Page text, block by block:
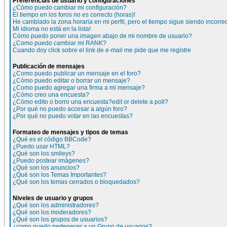
¿Cómo puedo cambiar mi configuración?
El tiempo en los foros no es correcto (horas)!
He cambiado la zona horaria en mi perfil, pero el tiempo sigue siendo
Mi idioma no está en la lista!
Cómo puedo poner una imagen abajo de mi nombre de usuario?
¿Como puedo cambiar mi RANK?
Cuando doy click sobre el link de e-mail me pide que me registre
Publicación de mensajes
¿Como puedo publicar un mensaje en el foro?
¿Cómo puedo editar o borrar un mensaje?
¿Como puedo agregar una firma a mi mensaje?
¿Cómo creo una encuesta?
¿Cómo edito o borro una encuesta?edit or delete a poll?
¿Por qué no puedo accesar a algún foro?
¿Por qué no puedo votar en las encuestas?
Formateo de mensajes y tipos de temas
¿Qué es el código BBCode?
¿Puedo usar HTML?
¿Qué son los smileys?
¿Puedo postear imágenes?
¿Qué son los anuncios?
¿Qué son los Temas Importantes?
¿Qué son los temas cerrados o bloquedados?
Niveles de usuario y grupos
¿Qué son los administradores?
¿Qué son los moderadores?
¿Qué son los grupos de usuarios?